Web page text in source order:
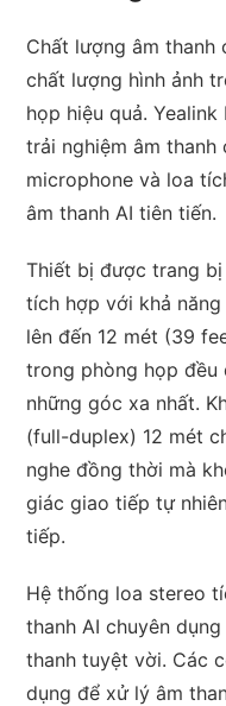
Chất lượng âm thanh
chất lượng hình ảnh
họp hiệu quả.
trải nghiệm âm thanh
microphone và loa
âm thanh AI tiên tiến.
Thiết bị được trang bị
tích hợp với khả
lên đến 12 mét (39
trong phòng họp
những góc xa nhất.
(full-duplex) 12 mét
nghe đồng thời mà
giác giao tiếp tự
tiếp.
Hệ thống loa stereo
thanh AI chuyên
thanh tuyệt vời. Các
dụng để xử lý âm